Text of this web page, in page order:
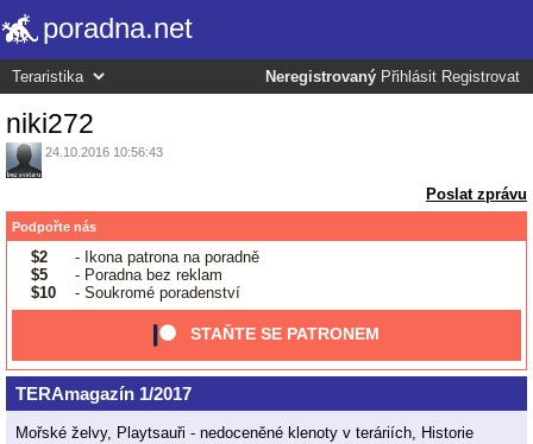
poradna.net
Neregistrovaný Přihlásit Registrovat
niki272
24.10.2016 10:56:43
Poslat zprávu
Podpořte nás
$2
- Ikona patrona na poradně
$5
- Poradna bez reklam
$10
- Soukromé poradenství
STAŇTE SE PATRONEM
TERAmagazín 1/2017
Mořské želvy, Playtsauři - nedoceněné klenoty v teráriích, Historie